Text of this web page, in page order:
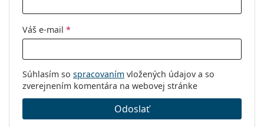
Váš e-mail *
Súhlasím so spracovaním vložených údajov a so
zverejnením komentára na webovej stránke
Odoslať